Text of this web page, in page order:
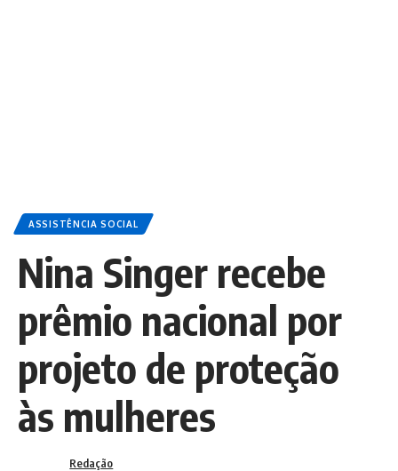
ASSISTÊNCIA SOCIAL
Nina Singer recebe
prêmio nacional por
projeto de proteção
às mulheres
Redação